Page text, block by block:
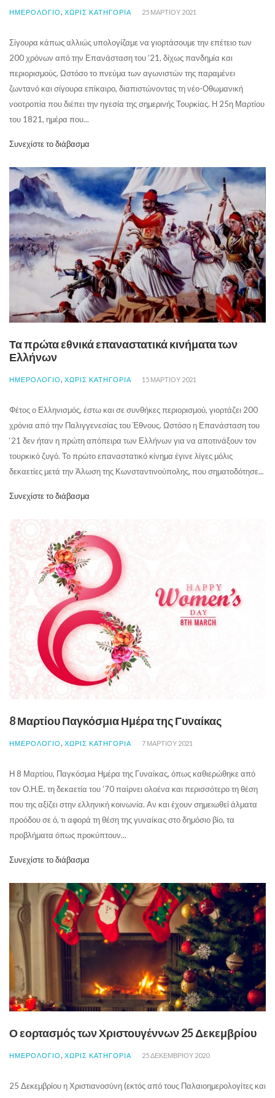
ΗΜΕΡΟΛΟΓΙΟ, ΧΩΡΊΣ ΚΑΤΗΓΟΡΊΑ 25 ΜΑΡΤΊΟΥ 2021
Σίγουρα κάπως αλλιώς υπολογίζαμε να γιορτάσουμε την επέτειο των
200 χρόνων από την Επανάσταση του ’21, δίχως πανδημία και
περιορισμούς. Ωστόσο το πνεύμα των αγωνιστών της παραμένει
ζωντανό και σίγουρα επίκαιρο, διαπιστώνοντας τη νέο-Οθωμανική
νοοτροπία που διέπει την ηγεσία της σημερινής Τουρκίας. Η 25η Μαρτίου
του 1821, ημέρα που...
Συνεχίστε το διάβασμα
Τα πρώτα εθνικά επαναστατικά κινήματα των
Ελλήνων
ΗΜΕΡΟΛΟΓΙΟ, ΧΩΡΊΣ ΚΑΤΗΓΟΡΊΑ 15 ΜΑΡΤΊΟΥ 2021
Φέτος ο Ελληνισμός, έστω και σε συνθήκες περιορισμού, γιορτάζει 200
χρόνια από την Παλιγγενεσίας του Έθνους. Ωστόσο η Επανάσταση του
‘21 δεν ήταν η πρώτη απόπειρα των Ελλήνων για να αποτινάξουν τον
τουρκικό ζυγό. Το πρώτο επαναστατικό κίνημα έγινε λίγες μόλις
δεκαετίες μετά την Άλωση της Κωνσταντινούπολης, που σηματοδότησε...
Συνεχίστε το διάβασμα
8 Μαρτίου Παγκόσμια Ημέρα της Γυναίκας
ΗΜΕΡΟΛΟΓΙΟ, ΧΩΡΊΣ ΚΑΤΗΓΟΡΊΑ 7 ΜΑΡΤΊΟΥ 2021
Η 8 Μαρτίου, Παγκόσμια Ημέρα της Γυναίκας, όπως καθιερώθηκε από
τον Ο.Η.Ε. τη δεκαετία του ’70 παίρνει ολοένα και περισσότερο τη θέση
που της αξίζει στην ελληνική κοινωνία. Αν και έχουν σημειωθεί άλματα
προόδου σε ό, τι αφορά τη θέση της γυναίκας στο δημόσιο βίο, τα
προβλήματα όπως προκύπτουν...
Συνεχίστε το διάβασμα
Ο εορτασμός των Χριστουγέννων 25 Δεκεμβρίου
ΗΜΕΡΟΛΟΓΙΟ, ΧΩΡΊΣ ΚΑΤΗΓΟΡΊΑ 25 ΔΕΚΕΜΒΡΊΟΥ 2020
25 Δεκεμβρίου η Χριστιανοσύνη (εκτός από τους Παλαιοημερολογίτες και